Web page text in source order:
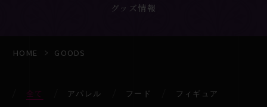
HOME
NEWS ANIME
グッズ情報
HOME GOODS
全て アパレル フード フィギュア